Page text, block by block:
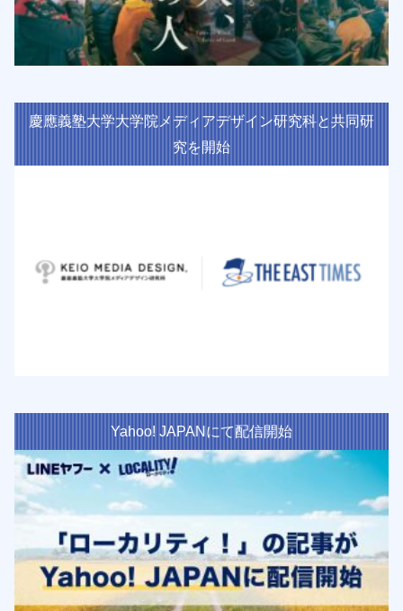
慶應義塾大学大学院メディアデザイン研究科と共同研
究を開始
Yahoo! JAPANにて配信開始